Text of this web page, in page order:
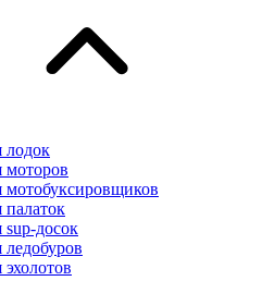
лодок
моторов
мотобуксировщиков
палаток
sup-досок
ледобуров